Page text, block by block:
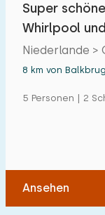
Im Ferienpark
Hausboot
Super
Whirlpool
Ommen
Niederlande >
8 km von
5 Personen | 2
Ansehen